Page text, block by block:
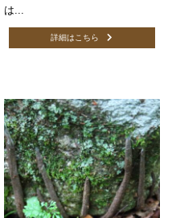
は...
詳細はこちら